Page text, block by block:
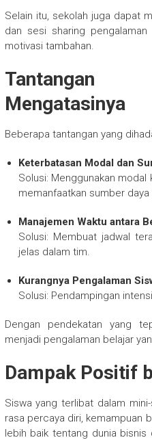
Selain itu, sekolah juga dapat
dan sesi sharing
motivasi tambahan.
Mengatasinya
Beberapa tantangan yang
Keterbatasan Modal dan
Solusi: Menggunakan
memanfaatkan sumber
Manajemen Waktu antara
Solusi: Membuat jadwal
jelas dalam tim.
Kurangnya Pengalaman
Solusi: Pendampingan
Dengan pendekatan yang
menjadi pengalaman belajar
Dampak Positif
Siswa yang terlibat dalam
rasa percaya diri, kemampuan
lebih baik tentang dunia bisnis